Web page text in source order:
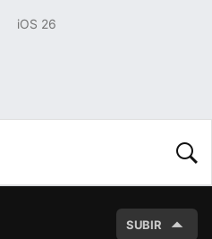
iOS 26
SUBIR